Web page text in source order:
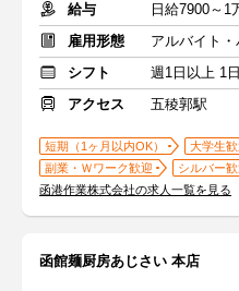
給与
日給7900～1
雇用形態
アルバイト・
シフト
週1日以上 1
アクセス
五稜郭駅
短期（1ヶ月以内OK） 大学生歓
副業・Ｗワーク歓迎
シルバー歓
函港作業株式会社の求人一覧を見る
函館麺厨房あじさい 本店